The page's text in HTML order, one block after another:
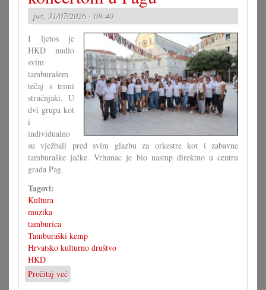
misec
juli
pet, 31/07/2026 - 08:40
I ljetos je
HKD nudio
svim
tamburašem
tečaj s trimi
stručnjaki. U
dvi grupa kot
i
individualno
su vježbali pred svim glazbu za orkestre kot i zabavne
tamburaške jačke. Vrhunac je bio nastup direktno u centru
grada Pag.
Tagovi:
Kultura
muzika
tamburica
Tamburaški kemp
Hrvatsko kulturno društvo
HKD
Pročitaj već
3.